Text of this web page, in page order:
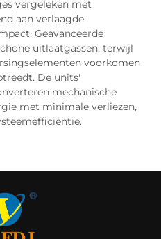
vergeleken met
aan verlaagde
Geavanceerde
uitlaatgassen, terwijl
voorkomen
De units'
mechanische
met minimale verliezen,